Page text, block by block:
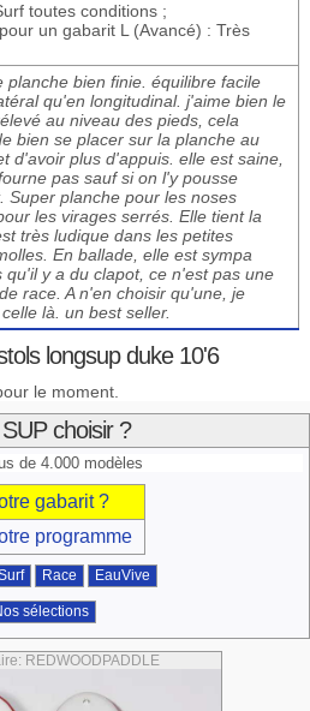
toutes conditions ;
un gabarit L (Avancé) : Très
planche bien finie. équilibre facile
qu'en longitudinal. j'aime bien le
au niveau des pieds, cela
bien se placer sur la planche au
d'avoir plus d'appuis. elle est saine,
pas sauf si on l'y pousse
Super planche pour les noses
les virages serrés. Elle tient la
très ludique dans les petites
En ballade, elle est sympa
qu'il y a du clapot, ce n'est pas une
race. A n'en choisir qu'une, je
là. un best seller.
longsup duke 10'6
le moment.
choisir ?
de 4.000 modèles
gabarit ?
programme
Race EauVive
sélections
REDWOODPADDLE